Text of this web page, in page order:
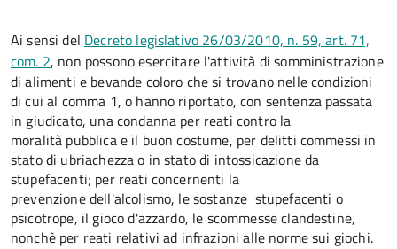
Ai sensi del Decreto legislativo 26/03/2010, n. 59, art. 71,
com. 2, non possonoesercitare l'attività di somministrazione
di alimenti e bevande coloro che si trovano nelle condizioni
di cui al comma 1, o hanno riportato, con sentenza passata
in giudicato, una condanna per reati contro la
moralità pubblica e il buon costume, per delitti commessi in
stato di ubriachezza o in stato di intossicazione da
stupefacenti; per reati concernenti la
prevenzione dell'alcolismo, le sostanze stupefacenti o
psicotrope, il gioco d'azzardo, le scommesse clandestine,
nonchè per reati relativi ad infrazioni alle norme sui giochi.